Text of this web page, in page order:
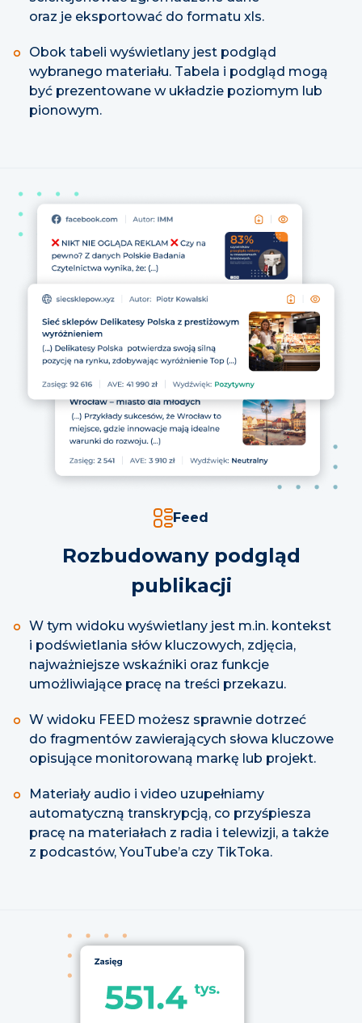
oraz je eksportować do formatu xls.
Obok tabeli wyświetlany jest podgląd
wybranego materiału. Tabela i podgląd mogą
być prezentowane w układzie poziomym lub
pionowym.
Feed
Rozbudowany podgląd
publikacji
W tym widoku wyświetlany jest m.in. kontekst
i podświetlania słów kluczowych, zdjęcia,
najważniejsze wskaźniki oraz funkcje
umożliwiające pracę na treści przekazu.
W widoku FEED możesz sprawnie dotrzeć
do fragmentów zawierających słowa kluczowe
opisujące monitorowaną markę lub projekt.
Materiały audio i video uzupełniamy
automatyczną transkrypcją, co przyśpiesza
pracę na materiałach z radia i telewizji, a także
z podcastów, YouTube’a czy TikToka.